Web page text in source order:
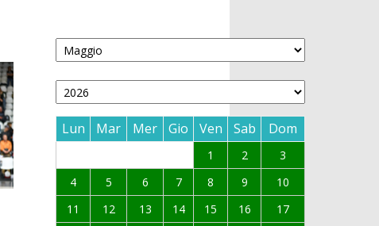
Lun Mar Mer Gio Ven Sab Dom
1 2
3
4
5 6 7 8 9
10
11
12 13 14 15 16
17